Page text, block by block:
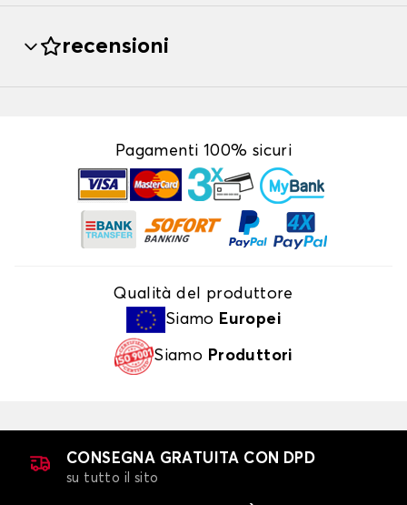
recensioni
Pagamenti 100% sicuri
Qualità del produttore
Siamo Europei
Siamo Produttori
CONSEGNA GRATUITA CON DPD
su tutto il sito